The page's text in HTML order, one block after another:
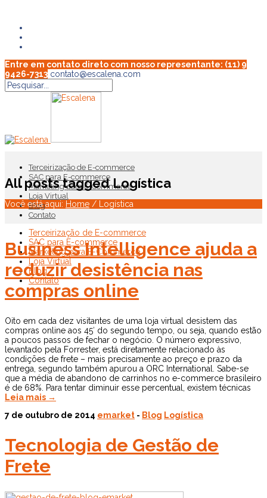
Entre em contato direto com nosso representante: (11) 9
9426-7313 contato@escalena.com
Terceirização de E-commerce
SAC para E-commerce
Marketing para E-Commerce
Loja Virtual
Blog
Contato
Terceirização de E-commerce
SAC para E-commerce
Marketing para E-Commerce
Loja Virtual
Blog
Contato
All posts tagged Logística
Você está aqui: Home / Logística
Business Intelligence ajuda a
reduzir desistência nas
compras online
Oito em cada dez visitantes de uma loja virtual desistem das
compras online aos 45′ do segundo tempo, ou seja, quando estão
a poucos passos de fechar o negócio. O número expressivo,
levantado pela Forrester, está diretamente relacionado às
condições de frete – mais precisamente ao preço e prazo da
entrega, segundo também apurou a ORC International. Sabe-se
que a média de abandono de carrinhos no e-commerce brasileiro
é de 68%. Para tentar diminuir esse percentual, existem técnicas
Leia mais →
7 de outubro de 2014 emarket - Blog Logística
Tecnologia de Gestão de
Frete